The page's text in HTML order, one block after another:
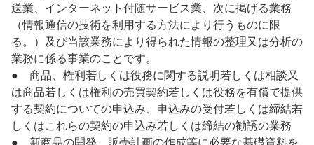
送業、インターネット付随サービス業、次に掲げる業務
（情報通信の技術を利用する方法により行うものに限
る。）及び当該業務により得られた情報の整理又は分析の
業務に係る事業のことです。
● 商品、権利若しくは役務に関する説明若しくは相談又
は商品若しくは権利の売買契約若しくは役務を有償で提供
する契約についての申込み、申込みの受付若しくは締結若
しくはこれらの契約の申込み若しくは締結の勧誘の業務
● 新商品の開発、販売計画の作成等に必要な基礎資料を